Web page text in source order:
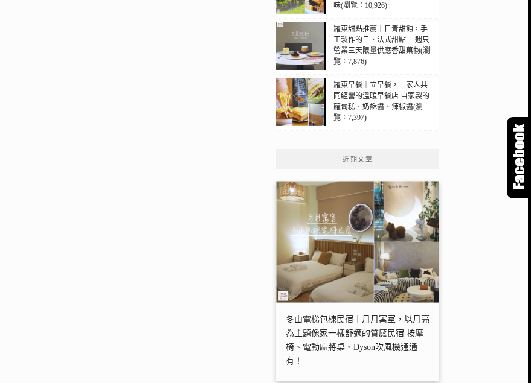
味(瀏覽：10,926)
羅東甜點推薦｜日青甜蝕，手
工製作的日、法式甜點 一週只
營業三天限量供應香甜菓物(瀏
覽：7,876)
羅東早餐｜立早餐，一家人共
同經營的溫暖早餐店 自家製的
蘿蔔糕、奶酥醬、辣椒醬(瀏
覽：7,397)
近期文章
冬山電梯包棟民宿｜月月寓室，以月亮
為主題像家一樣舒適的質感民宿 按摩
椅、電動麻將桌、Dyson吹風機通通
有！